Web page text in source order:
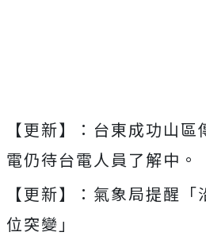
【更新】：台東成功山
電仍待台電人員了解中。
【更新】：氣象局提醒
位突變」